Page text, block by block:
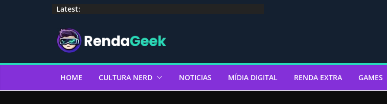
Latest:
HOME CULTURA NERD NOTICIAS MÍDIA DIGITAL RENDA EXTRA GAMES